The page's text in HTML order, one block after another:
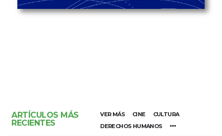
ARTÍCULOS MÁS
RECIENTES
VER MÁS CINE
CULTURA
DERECHOS HUMANOS